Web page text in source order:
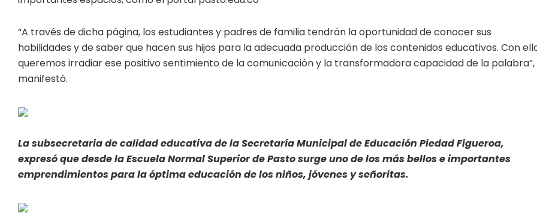
“A través de dicha página, los estudiantes y padres de familia tendrán la oportunidad de conocer sus
habilidades y de saber que hacen sus hijos para la adecuada producción de los contenidos educativos. Con
queremos irradiar ese positivo sentimiento de la comunicación y la transformadora capacidad de la palabra”,
manifestó.
La subsecretaria de calidad educativa de la Secretaría Municipal de Educación Piedad Figueroa,
expresó que desde la Escuela Normal Superior de Pasto surge uno de los más bellos e importantes
emprendimientos para la óptima educación de los niños, jóvenes y señoritas.